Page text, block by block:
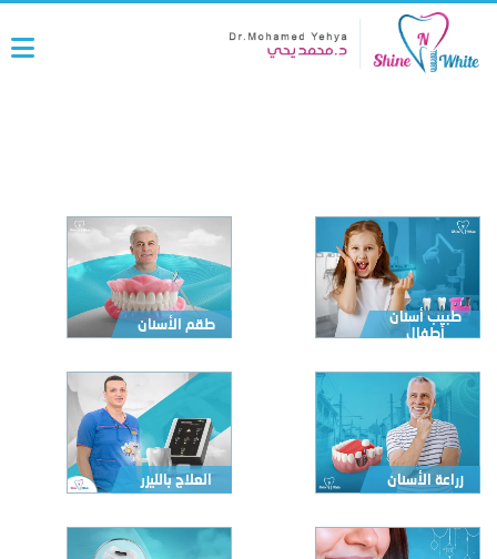
طبيب أسنان
أطفال
طقم الأسنان
زراعة الأسنان العلاج بالليزر